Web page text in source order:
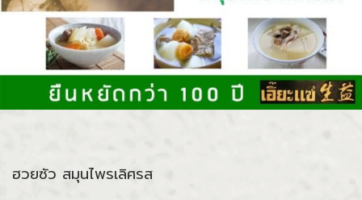
ฮวยซัว สมุนไพรเลิศรส